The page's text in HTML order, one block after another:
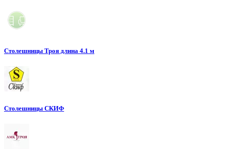
Столешницы Троя длина 4.1 м
Столешницы СКИФ